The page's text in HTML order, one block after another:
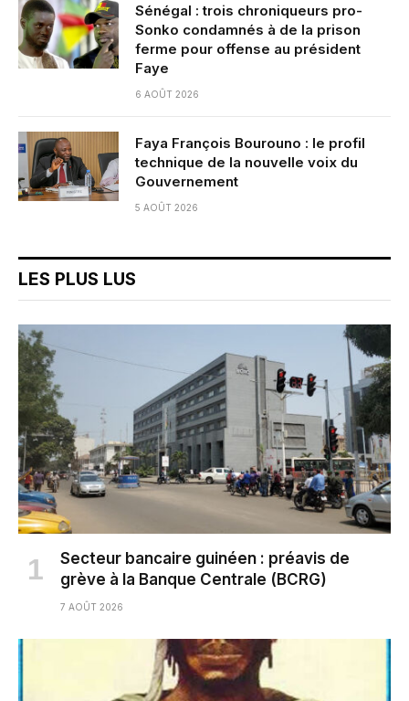
Sénégal : trois chroniqueurs pro-
Sonko condamnés à de la prison
ferme pour offense au président
Faye
6 AOÛT 2026
Faya François Bourouno : le profil
technique de la nouvelle voix du
Gouvernement
5 AOÛT 2026
LES PLUS LUS
Secteur bancaire guinéen : préavis de
grève à la Banque Centrale (BCRG)
7 AOÛT 2026